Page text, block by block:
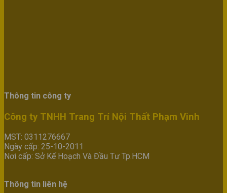
Thông tin công ty
Công ty TNHH Trang Trí Nội Thất Phạm Vinh
MST: 0311276667
Ngày cấp: 25-10-2011
Nơi cấp: Sở Kế Hoạch Và Đầu Tư Tp.HCM
Thông tin liên hệ